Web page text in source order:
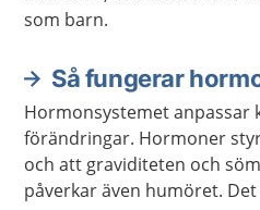
som barn.
Så fungerar
Hormonsystemet anpassar
förändringar. Hormoner
och att graviditeten och
påverkar även humöret.